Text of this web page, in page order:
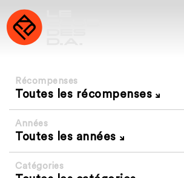
Récompenses
Toutes les récompenses
Années
Toutes les années
Catégories